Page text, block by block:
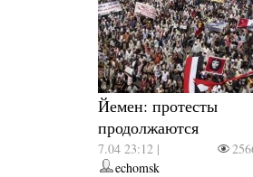
Йемен: протесты
продолжаются
7.04 23:12 |
echomsk